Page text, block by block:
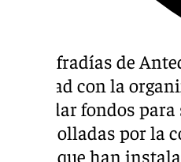
Las cofradías de
Navidad con la
recaudar fondos
desarrolladas por la
en las que han